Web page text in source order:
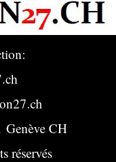
Genève CH
réservés